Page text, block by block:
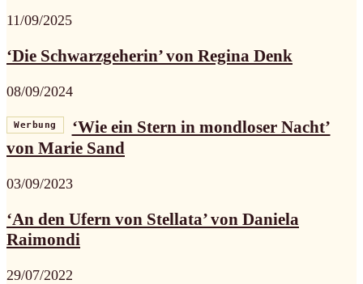
11/09/2025
‘Die Schwarzgeherin’ von Regina Denk
08/09/2024
Werbung
‘Wie ein Stern in mondloser Nacht’
von Marie Sand
03/09/2023
‘An den Ufern von Stellata’ von Daniela
Raimondi
29/07/2022